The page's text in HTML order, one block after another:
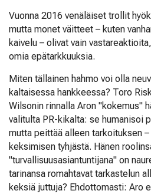
Vuonna 2016 venäläiset trollit
mutta monet väitteet – kuten
kaivelu – olivat vain
omia epätarkkuuksia.
Miten tällainen hahmo voi olla
kaltaisessa hankkeessa? Toro
Wilsonin rinnalla Aron "kokemus"
valitulta PR-kikalta: se humanisoi
mutta peittää alleen tarkoituksen
keksimisen tyhjästä. Hänen
"turvallisuusasiantuntijana" on
tarinansa romahtavat tarkastelun
keksiä juttuja? Ehdottomasti: Aro